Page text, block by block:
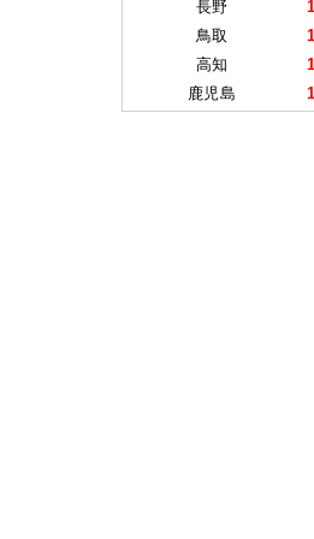
長野
鳥取
高知
鹿児島